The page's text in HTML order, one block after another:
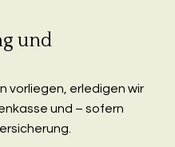
und
vorliegen, erledigen wir
und – sofern